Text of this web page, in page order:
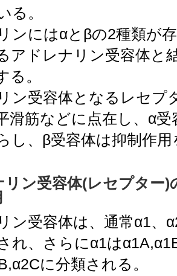
る。
ンにはαとβの2種類が
アドレナリン受容体と
る。
ン受容体となるレセプ
滑筋などに点在し、α受
し、β受容体は抑制作
リン受容体(レセプター)
ン受容体は、通常α1、
れ、さらにα1は
に分類される。